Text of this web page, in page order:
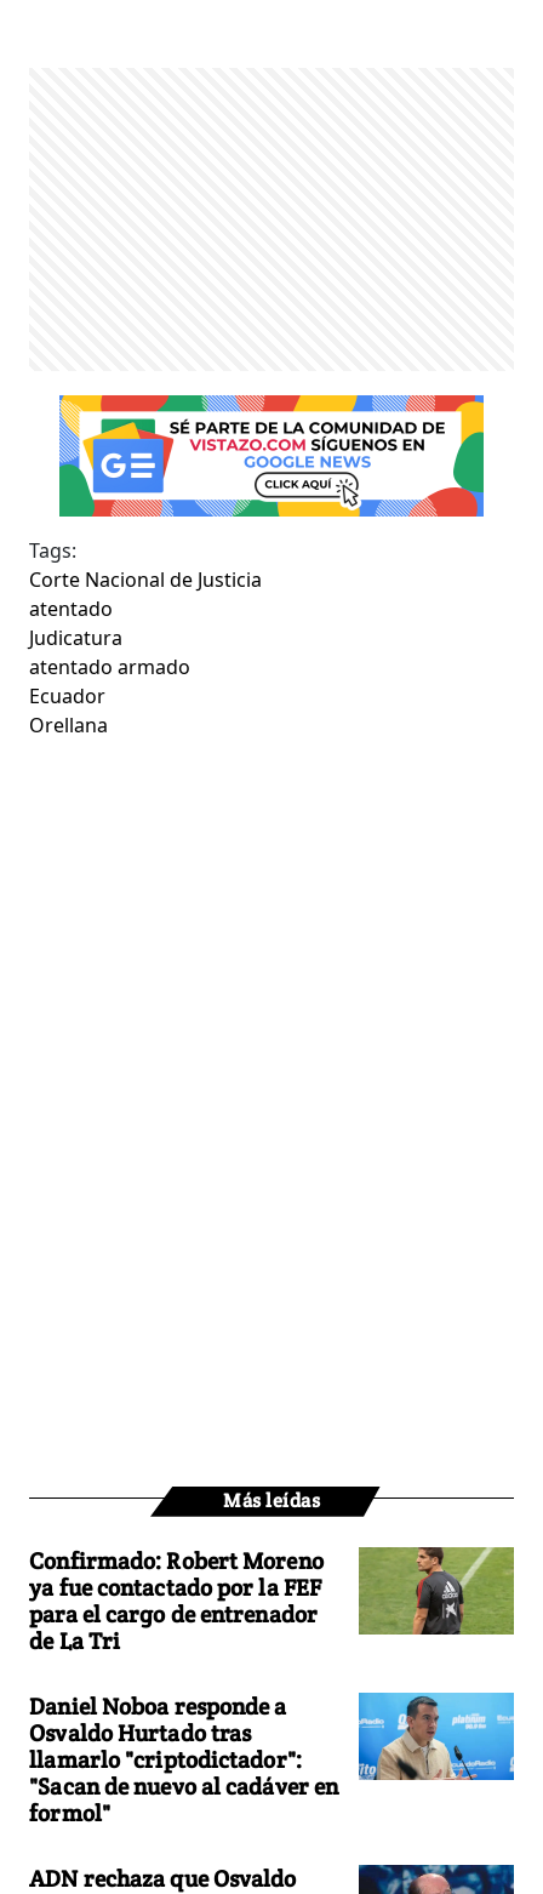
Tags:
Corte Nacional de Justicia
atentado
Judicatura
atentado armado
Ecuador
Orellana
Más leídas
Confirmado: Robert Moreno
ya fue contactado por la FEF
para el cargo de entrenador
de La Tri
Daniel Noboa responde a
Osvaldo Hurtado tras
llamarlo "criptodictador":
"Sacan de nuevo al cadáver en
formol"
ADN rechaza que Osvaldo